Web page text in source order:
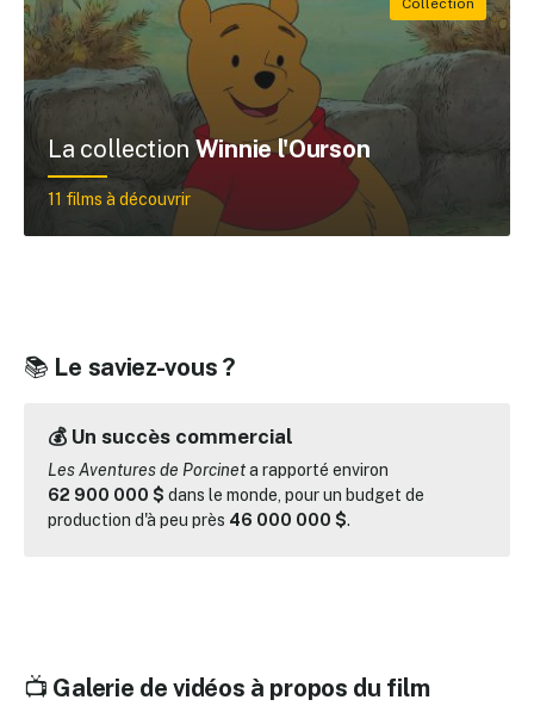
La collection Winnie l'Ourson
11 films à découvrir
📚 Le saviez-vous ?
💰 Un succès commercial
Les Aventures de Porcineta rapporté environ
62 900 000 $ dans le monde, pour un budget de
production d'à peu près 46 000 000 $.
📺 Galerie de vidéos à propos du film